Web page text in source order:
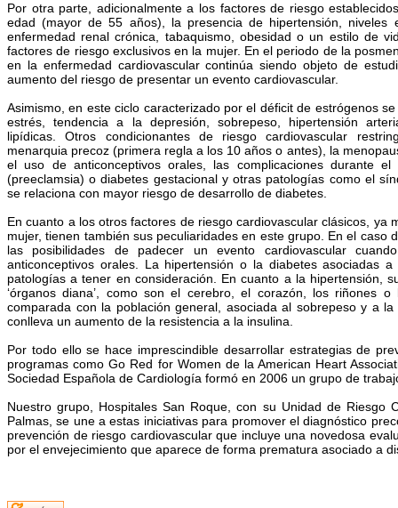
Por otra parte, adicionalmente a los factores de riesgo
edad (mayor de 55 años), la presencia de hipertensión, niveles
enfermedad renal crónica, tabaquismo, obesidad o un estilo de
factores de riesgo exclusivos en la mujer. En el periodo de la
en la enfermedad cardiovascular continúa siendo objeto de
aumento del riesgo de presentar un evento cardiovascular.
Asimismo, en este ciclo caracterizado por el déficit de estrógenos
estrés, tendencia a la depresión, sobrepeso, hipertensión
lipídicas. Otros condicionantes de riesgo cardiovascular
menarquia precoz (primera regla a los 10 años o antes), la
el uso de anticonceptivos orales, las complicaciones durante
(preeclamsia) o diabetes gestacional y otras patologías como el
se relaciona con mayor riesgo de desarrollo de diabetes.
En cuanto a los otros factores de riesgo cardiovascular clásicos, ya
mujer, tienen también sus peculiaridades en este grupo. En el caso
las posibilidades de padecer un evento cardiovascular
anticonceptivos orales. La hipertensión o la diabetes asociadas
patologías a tener en consideración. En cuanto a la hipertensión,
‘órganos diana’, como son el cerebro, el corazón, los riñones
comparada con la población general, asociada al sobrepeso y a
conlleva un aumento de la resistencia a la insulina.
Por todo ello se hace imprescindible desarrollar estrategias de
programas como Go Red for Women de la American Heart
Sociedad Española de Cardiología formó en 2006 un grupo de
Nuestro grupo, Hospitales San Roque, con su Unidad de
Palmas, se une a estas iniciativas para promover el diagnóstico
prevención de riesgo cardiovascular que incluye una novedosa
por el envejecimiento que aparece de forma prematura asociado a